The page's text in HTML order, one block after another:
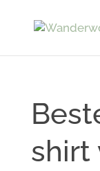
shirt